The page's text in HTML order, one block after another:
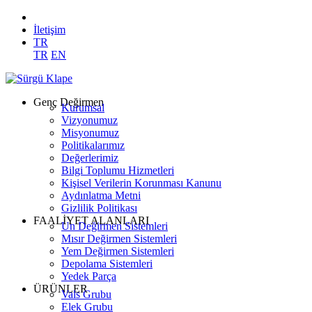
İletişim
TR
TR EN
Genç Değirmen
Kurumsal
Vizyonumuz
Misyonumuz
Politikalarımız
Değerlerimiz
Bilgi Toplumu Hizmetleri
Kişisel Verilerin Korunması Kanunu
Aydınlatma Metni
Gizlilik Politikası
FAALİYET ALANLARI
Un Değirmen Sistemleri
Mısır Değirmen Sistemleri
Yem Değirmen Sistemleri
Depolama Sistemleri
Yedek Parça
ÜRÜNLER
Vals Grubu
Elek Grubu